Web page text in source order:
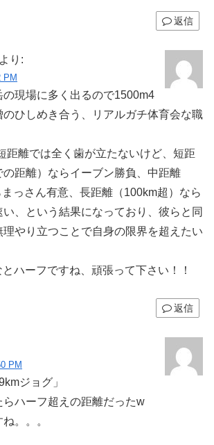
返信
より:
PM
の現場に多く出るので1500m4
ひしめき合う、リアルガチ体育会な職
距離では全く歯が立たないけど、短距
距離）ならイーブン勝負、中距離
まっさん有意、長距離（100km超）なら
い、という結果になっており、彼らと同
理やり立つことで自身の限界を超えたい
ハーフですね、頑張って下さい！！
返信
PM
ジョグ」
ハーフ超えの距離だったw
。。。